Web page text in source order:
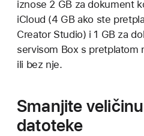
iznose 2 GB za dokument
iCloud (4 GB ako ste
Creator Studio) i 1 GB za
servisom Box s pretplatom
ili bez nje.
Smanjite
datoteke